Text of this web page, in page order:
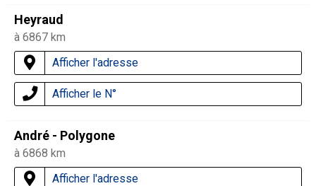
Heyraud
à 6867 km
Afficher l'adresse
Afficher le N°
André - Polygone
à 6868 km
Afficher l'adresse